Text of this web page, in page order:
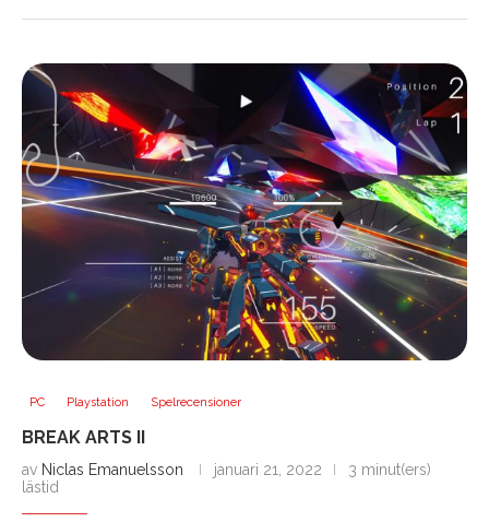
PC Playstation Spelrecensioner
BREAK ARTS II
av Niclas Emanuelsson januari 21, 2022
3 minut(ers)
lästid